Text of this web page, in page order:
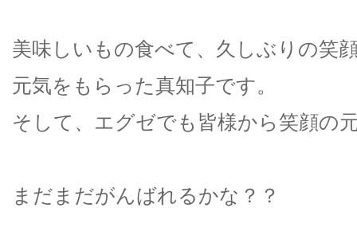
美味しいもの食べて、久しぶりの笑
元気をもらった真知子です。
そして、エグゼでも皆様から笑顔の
まだまだがんばれるかな？？